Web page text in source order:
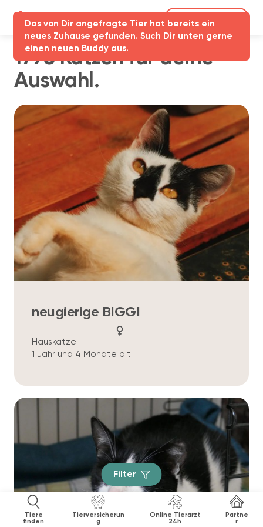
Tiere
finden
Tierversicherun
g
Online Tierarzt
24h
Partne
r
1798 Katzen für deine
Auswahl.
neugierige BIGGI
Hauskatze
1 Jahr und 4 Monate alt
Das von Dir angefragte Tier hat bereits ein
neues Zuhause gefunden. Such Dir unten gerne
einen neuen Buddy aus.
Filter